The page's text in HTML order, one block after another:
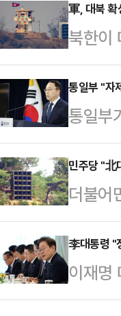
명 정
고조시
있다"
을 살
에도
그러면
軍, 대북
북한이
중지에
음 방
밝혔다
기 방
송 내
으로
통일부 "자
통일부
대해
인은 9
요청에
것에
조성하
를 강
소통해
민주당 "北
더불어
"앞으
회 민
방송
호 비
李대통령 "
이재명
든한